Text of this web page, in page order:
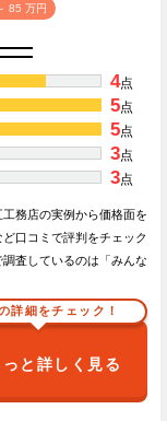
85 万円
4点
5点
5点
3点
3点
務店の実例から価格面を
口コミで評判をチェック
査しているのは「みんな
詳細をチェック！
っと詳しく見る